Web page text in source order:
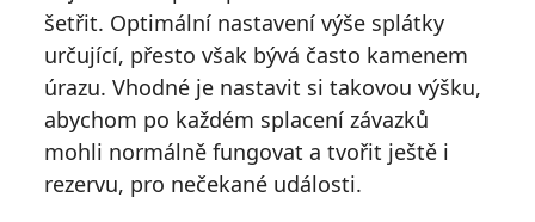
šetřit. Optimální nastavení výše splátky
určující, přesto však bývá často kamenem
úrazu. Vhodné je nastavit si takovou výšku,
abychom po každém splacení závazků
mohli normálně fungovat a tvořit ještě i
rezervu, pro nečekané události.